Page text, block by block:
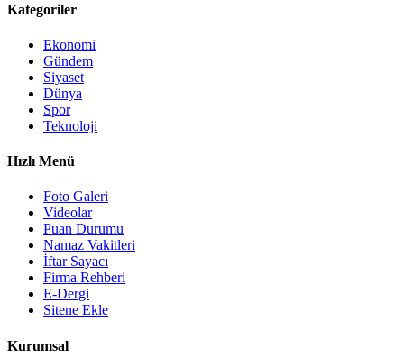
Kategoriler
Ekonomi
Gündem
Siyaset
Dünya
Spor
Teknoloji
Hızlı Menü
Foto Galeri
Videolar
Puan Durumu
Namaz Vakitleri
İftar Sayacı
Firma Rehberi
E-Dergi
Sitene Ekle
Kurumsal